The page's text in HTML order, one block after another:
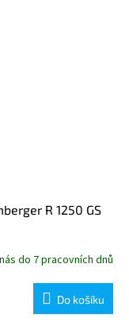
R 1250 GS
do 7 pracovních dnů
Do košíku